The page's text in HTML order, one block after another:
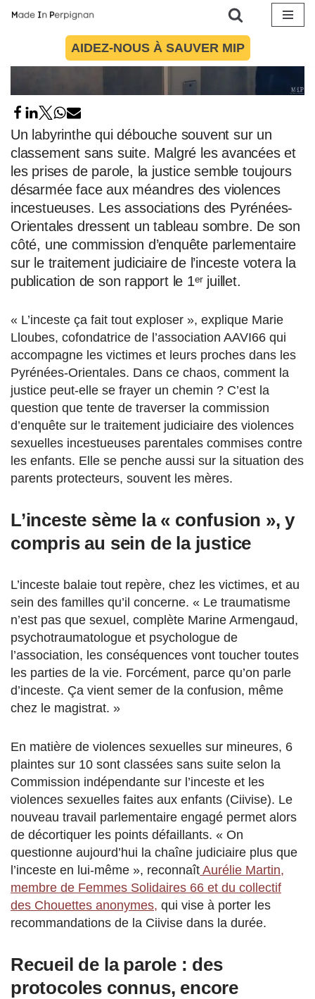
AIDEZ-NOUS À SAUVER MIP
Un labyrinthe qui débouche souvent sur un
classement sans suite. Malgré les avancées et
les prises de parole, la justice semble toujours
désarmée face aux méandres des violences
incestueuses. Les associations des Pyrénées-
Orientales dressent un tableau sombre. De son
côté, une commission d’enquête parlementaire
sur le traitement judiciaire de l’inceste votera la
publication de son rapport le 1ᵉʳ juillet.
« L’inceste ça fait tout exploser », explique Marie
Lloubes, cofondatrice de l’association AAVI66 qui
accompagne les victimes et leurs proches dans les
Pyrénées-Orientales. Dans ce chaos, comment la
justice peut-elle se frayer un chemin ? C’est la
question que tente de traverser la commission
d’enquête sur le traitement judiciaire des violences
sexuelles incestueuses parentales commises contre
les enfants. Elle se penche aussi sur la situation des
parents protecteurs, souvent les mères.
L’inceste sème la « confusion », y
compris au sein de la justice
L’inceste balaie tout repère, chez les victimes, et au
sein des familles qu’il concerne. « Le traumatisme
n’est pas que sexuel, complète Marine Armengaud,
psychotraumatologue et psychologue de
l’association, les conséquences vont toucher toutes
les parties de la vie. Forcément, parce qu’on parle
d’inceste. Ça vient semer de la confusion, même
chez le magistrat. »
En matière de violences sexuelles sur mineures, 6
plaintes sur 10 sont classées sans suite selon la
Commission indépendante sur l’inceste et les
violences sexuelles faites aux enfants (Ciivise). Le
nouveau travail parlementaire engagé permet alors
de décortiquer les points défaillants. « On
questionne aujourd’hui la chaîne judiciaire plus que
l’inceste en lui-même », reconnaît Aurélie Martin,
membre de Femmes Solidaires 66 et du collectif
des Chouettes anonymes, qui vise à porter les
recommandations de la Ciivise dans la durée.
Recueil de la parole : des
protocoles connus, encore